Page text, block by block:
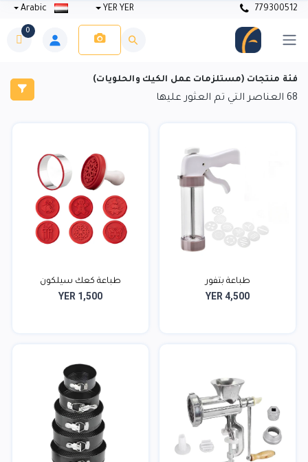
779300512
YER YER
0
فئة منتجات (مستلزمات عمل الكيك والحلويات)
68 العناصر التي تم العثور عليها
طباعة بتفور
YER 4,500
طباعة كعك سيلكون
YER 1,500